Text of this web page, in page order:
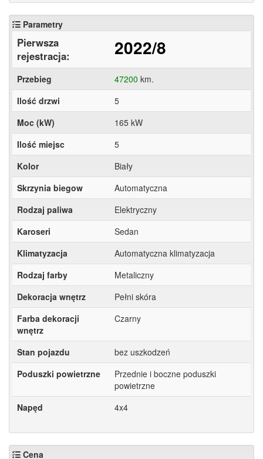
Parametry
Pierwsza
rejestracja:
2022/8
Przebieg 47200 km.
Ilość drzwi
5
Moc (kW)
165 kW
Ilość miejsc
5
Kolor
Biały
Skrzynia biegow
Automatyczna
Rodzaj paliwa
Elektryczny
Karoseri
Sedan
Klimatyzacja
Automatyczna klimatyzacja
Rodzaj farby
Metaliczny
Dekoracja wnętrz
Pełni skóra
Farba dekoracji
wnętrz
Czarny
Stan pojazdu
bez uszkodzeń
Poduszki powietrzne
Przednie i boczne poduszki
powietrzne
Napęd
4x4
Cena